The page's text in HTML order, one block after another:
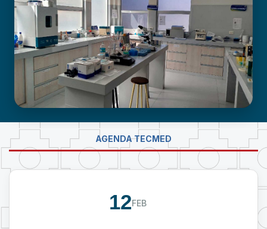
NEURODESARROLLO INFANTIL
LABORATORIO DE INVESTIGACIÓN -
PROUMSA
AGENDA TECMED
12FEB